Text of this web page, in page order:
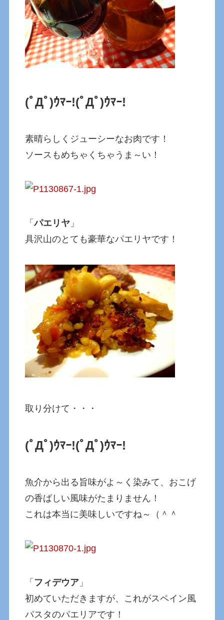
(ﾟДﾟ)ｳﾏｰ!(ﾟДﾟ)ｳﾏｰ!
素晴らしくジューシーなお肉です！
ソースもめちゃくちゃうま～い！
「パエリヤ 」
具沢山のとても豪華なパエリヤです！
取り分けて・・・
(ﾟДﾟ)ｳﾏｰ!(ﾟДﾟ)ｳﾏｰ!
魚介から出る旨味がよ～く染みて、おこげ
の香ばしい風味がたまりません！
これは本当に美味しいですね～（＾＾
「 フィデウア 」
初めていただきますが、これがスペイン風
パスタのパエリアです！